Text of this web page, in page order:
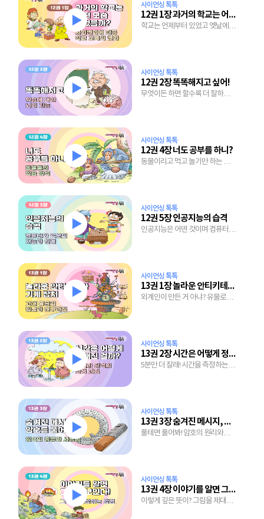
사이언싱 톡톡
12권 1장 과거의 학교는 어떤 모습이었을까?
학교는 언제부터 있었고 옛날에는
사이언싱 톡톡
12권 2장 똑똑해지고 싶어!
무엇이든 하면 할수록 더 잘하는
사이언싱 톡톡
12권 4장 너도 공부를 하니?
동물이리고 먹고 놀기만 하는 것은
사이언싱 톡톡
12권 5장 인공지능의 습격
인공지능은 어떤 것이며 컴퓨터가
사이언싱 톡톡
13권 1장 놀라운 안티키테라 기계 장치
외계인이 만든 거 아냐? 유물로
사이언싱 톡톡
13권 2장 시간은 어떻게 정해진 걸까?
5분만 더 잘래! 시간을 측정하는
사이언싱 톡톡
13권 3장 숨겨진 메시지, 암호를 풀어라
풀테면 풀어봐! 암호의 원리와
사이언싱 톡톡
13권 4장 이야기를 알면 그림이 보인다!
이렇게 깊은 뜻이? 그림을 제대로